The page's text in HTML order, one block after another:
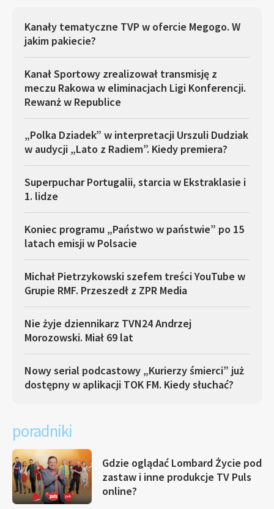
Kanały tematyczne TVP w ofercie Megogo. W
jakim pakiecie?
Kanał Sportowy zrealizował transmisję z
meczu Rakowa w eliminacjach Ligi Konferencji.
Rewanż w Republice
„Polka Dziadek” w interpretacji Urszuli Dudziak
w audycji „Lato z Radiem”. Kiedy premiera?
Superpuchar Portugalii, starcia w Ekstraklasie i
1. lidze
Koniec programu „Państwo w państwie” po 15
latach emisji w Polsacie
Michał Pietrzykowski szefem treści YouTube w
Grupie RMF. Przeszedł z ZPR Media
Nie żyje dziennikarz TVN24 Andrzej
Morozowski. Miał 69 lat
Nowy serial podcastowy „Kurierzy śmierci” już
dostępny w aplikacji TOK FM. Kiedy słuchać?
poradniki
Gdzie oglądać Lombard Życie pod
zastaw i inne produkcje TV Puls
online?